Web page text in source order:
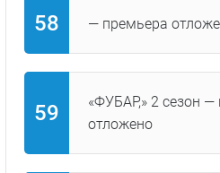
— премьера
«ФУБАР,» 2 сезон —
отложено